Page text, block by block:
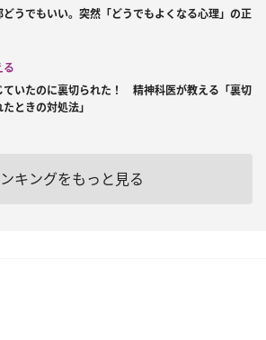
どうでもいい。突然「どうでもよくなる心理」の正
る
ていたのに裏切られた！ 精神科医が教える「裏切
たときの対処法」
キングをもっと見る